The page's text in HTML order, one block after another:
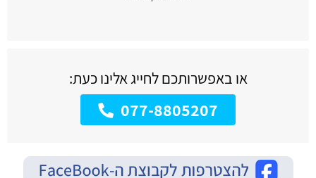
או באפשרותכם לחייג אלינו כעת:
077-8805207